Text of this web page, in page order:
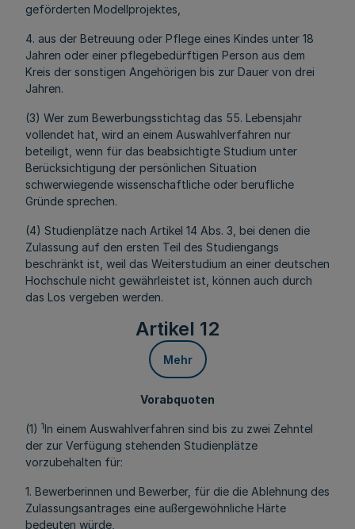
geförderten Modellprojektes,
4. aus der Betreuung oder Pflege eines Kindes unter 18
Jahren oder einer pflegebedürftigen Person aus dem
Kreis der sonstigen Angehörigen bis zur Dauer von drei
Jahren.
(3) Wer zum Bewerbungsstichtag das 55. Lebensjahr
vollendet hat, wird an einem Auswahlverfahren nur
beteiligt, wenn für das beabsichtigte Studium unter
Berücksichtigung der persönlichen Situation
schwerwiegende wissenschaftliche oder berufliche
Gründe sprechen.
(4) Studienplätze nach Artikel 14 Abs. 3, bei denen die
Zulassung auf den ersten Teil des Studiengangs
beschränkt ist, weil das Weiterstudium an einer deutschen
Hochschule nicht gewährleistet ist, können auch durch
das Los vergeben werden.
Artikel 12
Mehr
Vorabquoten
(1) 1In einem Auswahlverfahren sind bis zu zwei Zehntel
der zur Verfügung stehenden Studienplätze
vorzubehalten für:
1. Bewerberinnen und Bewerber, für die die Ablehnung des
Zulassungsantrages eine außergewöhnliche Härte
bedeuten würde,